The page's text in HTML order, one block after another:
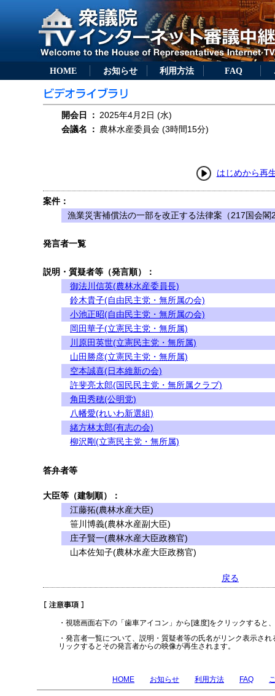
HOME お知らせ 利用方法 FAQ
開会日 ： 2025年4月2日 (水)
会議名
： 農林水産委員会 (3時間15分)
はじめから再
案件：
漁業災害補償法の一部を改正する法律案（217国会閣
発言者一覧
説明・質疑者等（発言順）：
御法川信英(農林水産委員長)
鈴木貴子(自由民主党・無所属の会)
小池正昭(自由民主党・無所属の会)
岡田華子(立憲民主党・無所属)
川原田英世(立憲民主党・無所属)
山田勝彦(立憲民主党・無所属)
空本誠喜(日本維新の会)
許斐亮太郎(国民民主党・無所属クラブ)
角田秀穂(公明党)
八幡愛(れいわ新選組)
緒方林太郎(有志の会)
柳沢剛(立憲民主党・無所属)
答弁者等
大臣等（建制順）：
江藤拓(農林水産大臣)
笹川博義(農林水産副大臣)
庄子賢一(農林水産大臣政務官)
山本佐知子(農林水産大臣政務官)
戻る
・視聴画面右下の「歯車アイコン」から[速度]をクリックすると
・発言者一覧について、説明・質疑者等の氏名がリンク表示さ
リックするとその発言者からの映像が再生されます。
HOME お知らせ 利用方法 FAQ